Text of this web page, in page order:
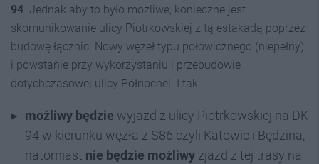
94 . Jednak aby to było możliwe, konieczne jest
skomunikowanie ulicy Piotrkowskiej z tą estakadą poprzez
budowę łącznic. Nowy węzeł typu połowicznego (niepełny)
i powstanie przy wykorzystaniu i przebudowie
dotychczasowej ulicy Północnej. I tak:
możliwy będzie wyjazd z ulicy Piotrkowskiej na DK
94 w kierunku węzła z S86 czyli Katowic i Będzina,
natomiast nie będzie możliwy zjazd z tej trasy na